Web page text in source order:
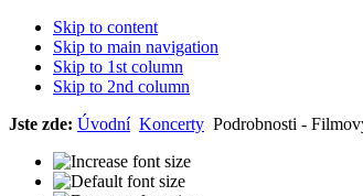
Skip to content
Skip to main navigation
Skip to 1st column
Skip to 2nd column
Jste zde: Úvodní Koncerty Podrobnosti -